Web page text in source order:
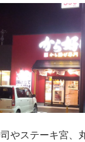
やステーキ宮、